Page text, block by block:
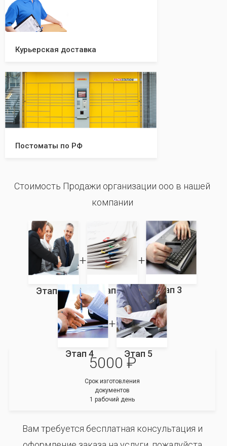
Курьерская доставка
Постоматы по РФ
Стоимость Продажи организации ооо в нашей
компании
Этап 1 Этап 2 Этап 3
Этап 4 Этап 5
5000 ₽
Срок изготовления
документов
1 рабочий день
Вам требуется бесплатная консультация и